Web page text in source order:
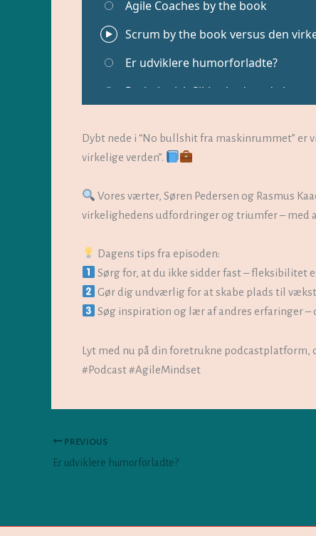
Dybt nede i “No bullshit fra maskinrummet” er
virkelige verden”.
Vores værter, Søren Pedersen og Rasmus
virkelighedens udfordringer og triumfer – med
Dagens tips fra episoden:
Sørg for, at du ikke sidder fast – fleksibilitet
Gør dig undværlig for at skabe plads til
Søg inspiration og lær af andres erfaringer –
Lyt med nu på din foretrukne
#Podcast #AgileMindset
PREVIOUS
Er udviklere humorforladte?